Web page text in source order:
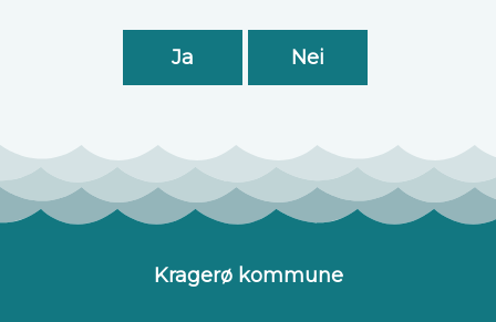
Ja Nei
Kragerø kommune